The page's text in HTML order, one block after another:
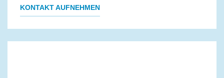
KONTAKT AUFNEHMEN